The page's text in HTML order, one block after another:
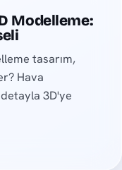
Modelleme:
tasarım,
Hava
3D'ye